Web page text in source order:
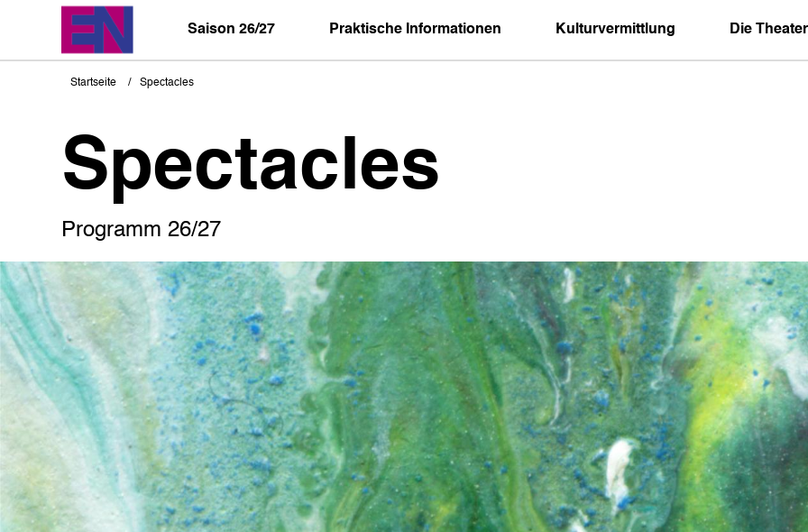
Saison 26/27 Praktische Informationen Kulturvermittlung Die Theater
Pfadnavigation
Startseite Spectacles
Spectacles
Programm 26/27